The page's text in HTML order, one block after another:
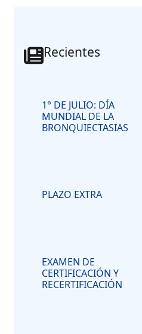
Recientes
1° DE JULIO: DÍA
MUNDIAL DE LA
BRONQUIECTASIAS
PLAZO EXTRA
EXAMEN DE
CERTIFICACIÓN Y
RECERTIFICACIÓN